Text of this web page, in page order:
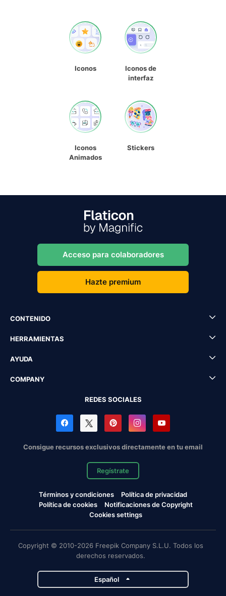
Iconos
Iconos de
interfaz
Iconos
Animados
Stickers
Acceso para colaboradores
Hazte premium
CONTENIDO
HERRAMIENTAS
AYUDA
COMPANY
REDES SOCIALES
Consigue recursos exclusivos directamente en tu email
Regístrate
Términos y condiciones
Política de privacidad
Política de cookies
Notificaciones de Copyright
Cookies settings
Copyright © 2010-2026 Freepik Company S.L.U. Todos los
derechos reservados.
Español